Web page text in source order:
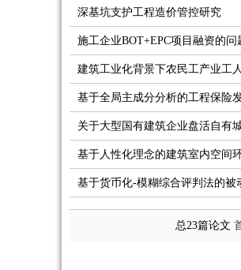
深基坑支护工程造价管控研究
施工企业BOT+EPC项目融资的
建筑工业化背景下农民工产业工
基于全局主成分分析的工程保
关于大型国有建筑企业盘活自有
基于人性化理念的建筑室内空间
基于货币化-模糊综合评判法的
总23篇论文